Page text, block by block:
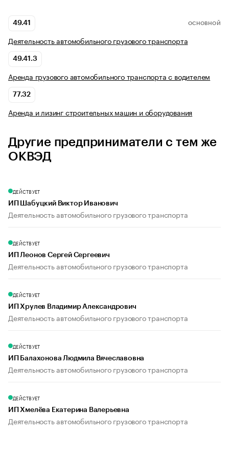
49.41 ОСНОВНОЙ
Деятельность автомобильного грузового транспорта
49.41.3
Аренда грузового автомобильного транспорта с водителем
77.32
Аренда и лизинг строительных машин и оборудования
Другие предприниматели с тем же
ОКВЭД
ДЕЙСТВУЕТ
ИП Шабуцкий Виктор Иванович
Деятельность автомобильного грузового транспорта
ДЕЙСТВУЕТ
ИП Леонов Сергей Сергеевич
Деятельность автомобильного грузового транспорта
ДЕЙСТВУЕТ
ИП Хрулев Владимир Александрович
Деятельность автомобильного грузового транспорта
ДЕЙСТВУЕТ
ИП Балахонова Людмила Вячеславовна
Деятельность автомобильного грузового транспорта
ДЕЙСТВУЕТ
ИП Хмелёва Екатерина Валерьевна
Деятельность автомобильного грузового транспорта